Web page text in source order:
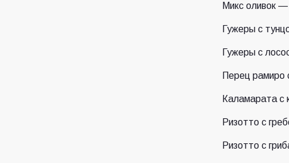
Микс оливок
Гужеры с
Гужеры с
Перец
Каламарата с
Ризотто с
Ризотто с